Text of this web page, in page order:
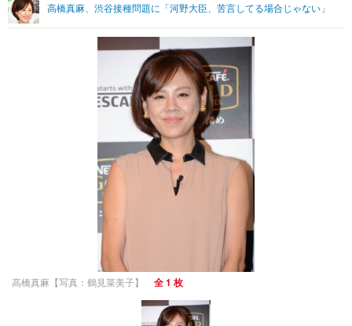
高橋真麻、渋谷接種問題に「河野大臣、苦言してる場合じゃない」
高橋真麻【写真：鶴見菜美子】 全 1 枚